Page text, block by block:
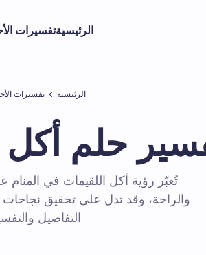
الرئيسيةتفسيرات
الرئيسية تفسيرات
حلم أكل
تُعبّر رؤية أكل اللقيمات في
والراحة، وقد تدل على تحقيق
التفاصيل